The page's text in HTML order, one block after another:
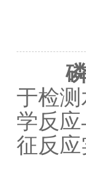
于检
学反
征反